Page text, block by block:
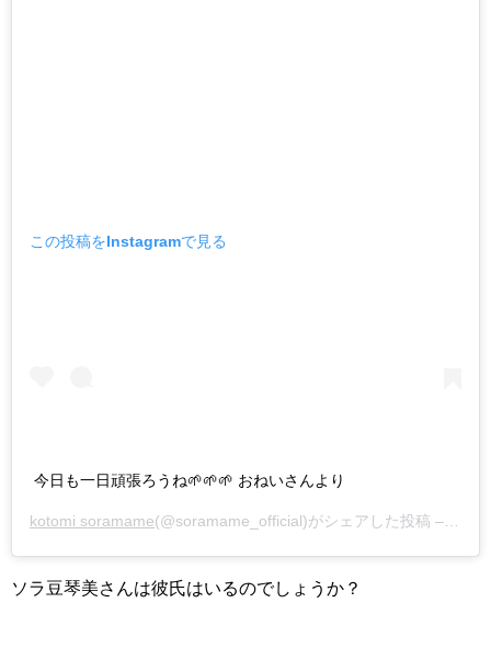
この投稿をInstagramで見る
今日も一日頑張ろうね🌱🌱🌱 おねいさんより
kotomi soramame(@soramame_official)がシェアした投稿 –
ソラ豆琴美さんは彼氏はいるのでしょうか？